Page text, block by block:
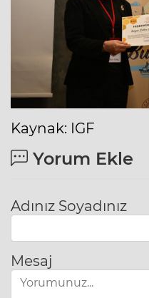
Kaynak: IGF
Yorum Ekle
Adınız Soyadınız
Mesaj